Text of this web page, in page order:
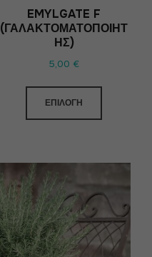
EMYLGATE F
(ΓΑΛΑΚΤΟΜΑΤΟΠΟΙΗΤ
ΉΣ)
5,00 €
ΕΠΙΛΟΓΉ